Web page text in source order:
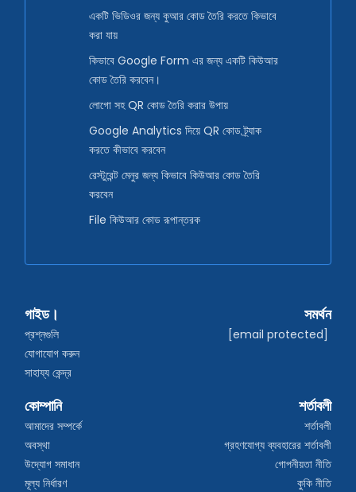
একটি ভিডিওর জন্য কুআর কোড তৈরি করতে কিভাবে
করা যায়
কিভাবে Google Form এর জন্য একটি কিউআর
কোড তৈরি করবেন।
লোগো সহ QR কোড তৈরি করার উপায়
Google Analytics দিয়ে QR কোড ট্র্যাক
করতে কীভাবে করবেন
রেস্টুরেন্ট মেনুর জন্য কিভাবে কিউআর কোড তৈরি
করবেন
File কিউআর কোড রূপান্তরক
গাইড।
প্রশ্নগুলি
যোগাযোগ করুন
সাহায্য কেন্দ্র
সমর্থন
[email protected]
কোম্পানি
আমাদের সম্পর্কে
অবস্থা
উদ্যোগ সমাধান
মূল্য নির্ধারণ
শর্তাবলী
শর্তাবলী
গ্রহণযোগ্য ব্যবহারের শর্তাবলী
গোপনীয়তা নীতি
কুকি নীতি